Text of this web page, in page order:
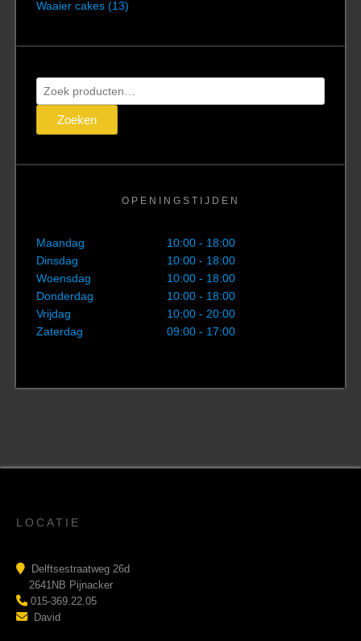
Waaier cakes (13)
Zoeken
naar:
Zoeken
OPENINGSTIJDEN
Maandag
10:00 - 18:00
Dinsdag
10:00 - 18:00
Woensdag
10:00 - 18:00
Donderdag
10:00 - 18:00
Vrijdag
10:00 - 20:00
Zaterdag
09:00 - 17:00
LOCATIE
Delftsestraatweg 26d
2641NB Pijnacker
015-369.22.05
David